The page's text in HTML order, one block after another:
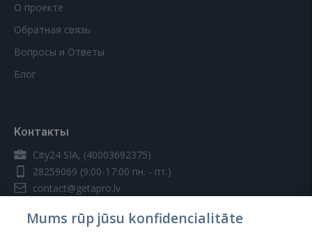
О проекте
Обратная связь
Вопросы и Ответы
Блог
Контакты
City24 SIA, (40003692375)
28259069 (9:00-17:00 пн. - пт.)
contact@getapro.lv
Mums rūp jūsu konfidencialitāte